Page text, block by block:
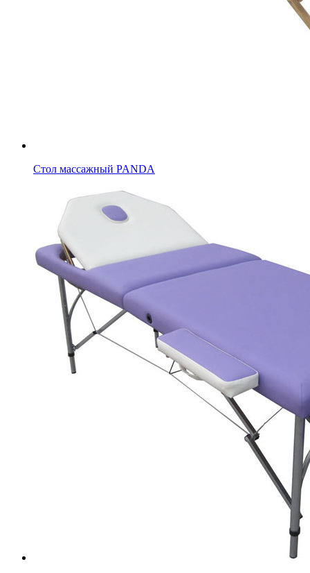
Стол массажный PANDA